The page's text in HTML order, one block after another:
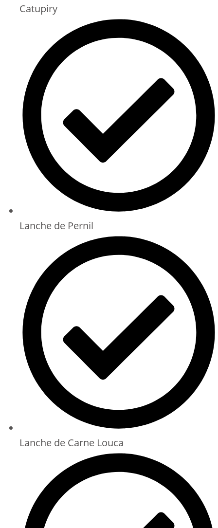
Catupiry
Lanche de Pernil
Lanche de Carne Louca